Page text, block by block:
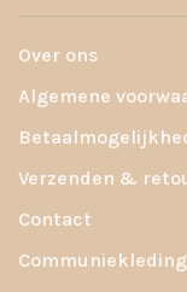
Over ons
Algemene
Verzenden &
Contact